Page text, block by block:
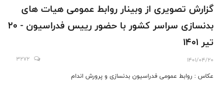
گزارش تصویری از وبینار روابط عمومی هیات های
بدنسازی سراسر کشور با حضور رییس فدراسیون - 20
تیر 1401
1401/04/20
3272
عکاس : روابط عمومی فدراسیون بدنسازی و پرورش اندام